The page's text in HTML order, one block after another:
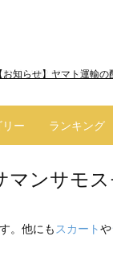
木)AM2:00～サイトメ
お知らせ】ヤマト運輸の
ー ランキング
マンサモ
。他にも スカートや